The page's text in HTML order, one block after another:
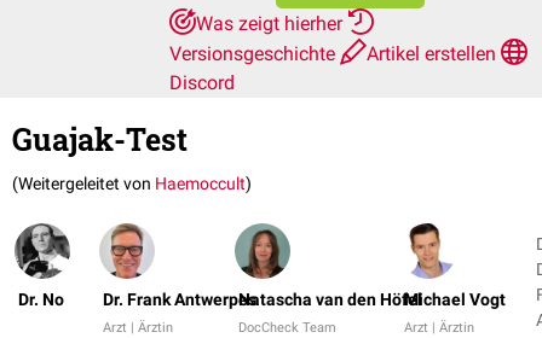
Was zeigt hierher
Versionsgeschichte
Artikel erstellen
Discord
Guajak-Test
(Weitergeleitet von Haemoccult)
Dr. No Dr. Frank Antwerpes
Arzt | Ärztin
Natascha van den Höfel
DocCheck Team
Michael Vogt
Arzt | Ärztin